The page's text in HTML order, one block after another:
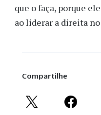
que o faça, porque
ao liderar a direita
Compartilhe